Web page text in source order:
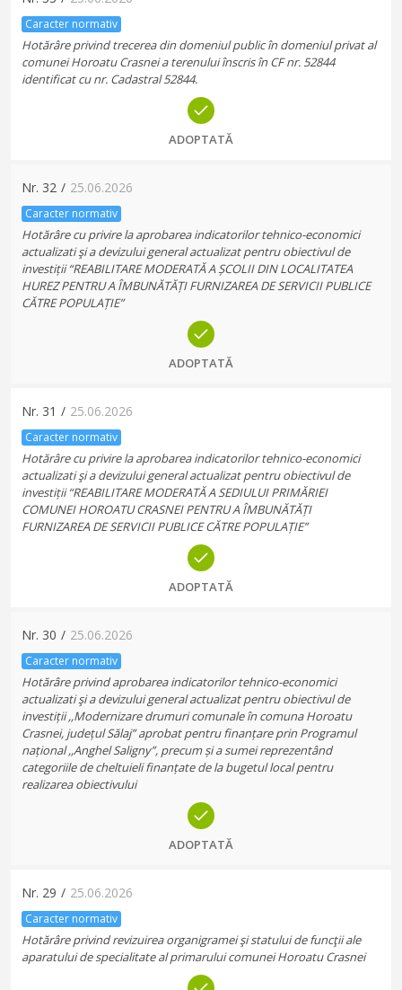
Caracter normativ
Hotărâre privind trecerea din domeniul public în domeniul privat al
comunei Horoatu Crasnei a terenului înscris în CF nr. 52844
identificat cu nr. Cadastral 52844.
ADOPTATĂ
Nr. 32 / 25.06.2026
Caracter normativ
Hotărâre cu privire la aprobarea indicatorilor tehnico-economici
actualizati şi a devizului general actualizat pentru obiectivul de
investiții “REABILITARE MODERATĂ A ȘCOLII DIN LOCALITATEA
HUREZ PENTRU A ÎMBUNĂTĂȚI FURNIZAREA DE SERVICII PUBLICE
CĂTRE POPULAȚIE”
ADOPTATĂ
Nr. 31 / 25.06.2026
Caracter normativ
Hotărâre cu privire la aprobarea indicatorilor tehnico-economici
actualizati şi a devizului general actualizat pentru obiectivul de
investiții “REABILITARE MODERATĂ A SEDIULUI PRIMĂRIEI
COMUNEI HOROATU CRASNEI PENTRU A ÎMBUNĂTĂȚI
FURNIZAREA DE SERVICII PUBLICE CĂTRE POPULAȚIE”
ADOPTATĂ
Nr. 30 / 25.06.2026
Caracter normativ
Hotărâre privind aprobarea indicatorilor tehnico-economici
actualizati şi a devizului general actualizat pentru obiectivul de
investiții ,,Modernizare drumuri comunale în comuna Horoatu
Crasnei, județul Sălaj” aprobat pentru finanțare prin Programul
național ,,Anghel Saligny”, precum și a sumei reprezentând
categoriile de cheltuieli finanțate de la bugetul local pentru
realizarea obiectivului
ADOPTATĂ
Nr. 29 / 25.06.2026
Caracter normativ
Hotărâre privind revizuirea organigramei şi statului de funcţii ale
aparatului de specialitate al primarului comunei Horoatu Crasnei